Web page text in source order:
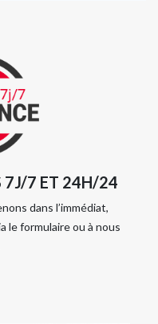
7J/7 ET 24H/24
dans l’immédiat,
le formulaire ou à nous